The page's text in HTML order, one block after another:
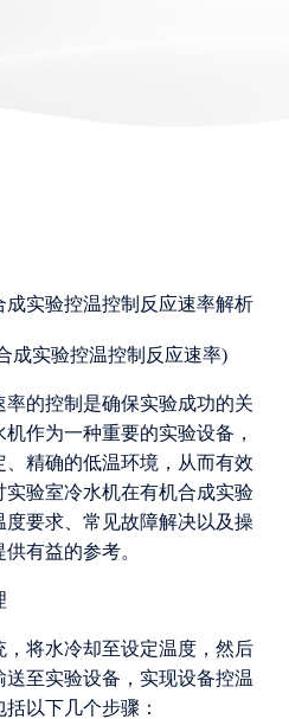
实验控温控制反应速率解析
的控制是确保实验成功的关
作为一种重要的实验设备，
精确的低温环境，从而有效
验室冷水机在有机合成实验
要求、常见故障解决以及操
有益的参考。
将水冷却至设定温度，然后
至实验设备，实现设备控温
以下几个步骤：